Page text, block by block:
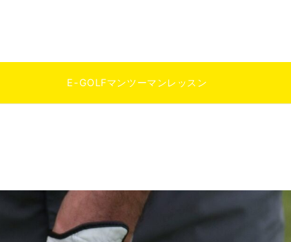
E-GOLFマンツーマンレッスン